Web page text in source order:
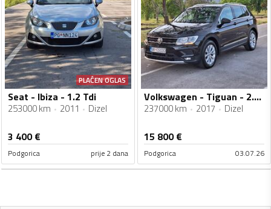
PLAĆEN OGLAS
Seat - Ibiza - 1.2 Tdi
253000 km 2011 Dizel
3 400€
Podgorica prije 2 dana
Volkswagen - Tiguan - 2.0 Tdi
237000 km 2017 Dizel
15 800€
Podgorica 03.07.26